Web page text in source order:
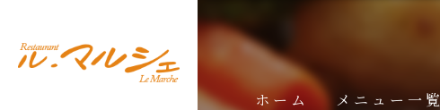
ホーム メニュー一覧